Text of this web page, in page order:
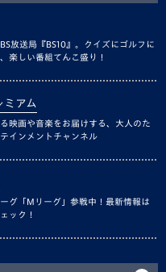
放送局『BS10』。クイズにゴルフに
楽しい番組てんこ盛り！
ミアム
映画や音楽をお届けする、大人のた
インメントチャンネル
グ「Mリーグ」参戦中！最新情報は
ック！